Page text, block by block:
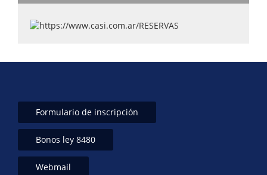
Formulario de inscripción
Bonos ley 8480
Webmail